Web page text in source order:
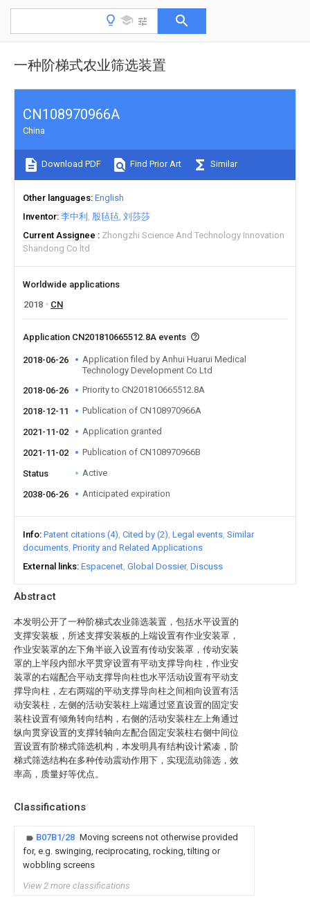
一种阶梯式农业筛选装置
Abstract
本发明公开了一种阶梯式农业筛选装置，包括水平设置的
支撑安装板，所述支撑安装板的上端设置有作业安装罩，
作业安装罩的左下角半嵌入设置有传动安装罩，传动安装
罩的上半段内部水平贯穿设置有平动支撑导向柱，作业安
装罩的右端配合平动支撑导向柱也水平活动设置有平动支
撑导向柱，左右两端的平动支撑导向柱之间相向设置有活
动安装柱，左侧的活动安装柱上端通过竖直设置的固定安
装柱设置有倾角转向结构，右侧的活动安装柱左上角通过
纵向贯穿设置的支撑转轴向左配合固定安装柱右侧中间位
置设置有阶梯式筛选机构，本发明具有结构设计紧凑，阶
梯式筛选结构在多种传动震动作用下，实现流动筛选，效
率高，质量好等优点。
Classifications
B07B1/28 Moving screens not otherwise provided
for, e.g. swinging, reciprocating, rocking, tilting or
wobbling screens
View 2 more classifications
CN108970966A
China
Download PDF Find Prior Art Similar
Other languages English
Inventor 李中利 殷毡毡 刘莎莎
Current Assignee
Zhongzhi Science And Technology Innovation
Shandong Co ltd
Worldwide applications
2018
CN
Application CN201810665512.8A events
2018-06-26
Application filed by Anhui Huarui Medical
Technology Development Co Ltd
2018-06-26
Priority to CN201810665512.8A
2018-12-11 Publication of CN108970966A
2021-11-02 Application granted
2021-11-02 Publication of CN108970966B
Status Active
2038-06-26 Anticipated expiration
Info Patent citations (4) Cited by (2) Legal events Similar
documents Priority and Related Applications
External links Espacenet Global Dossier Discuss